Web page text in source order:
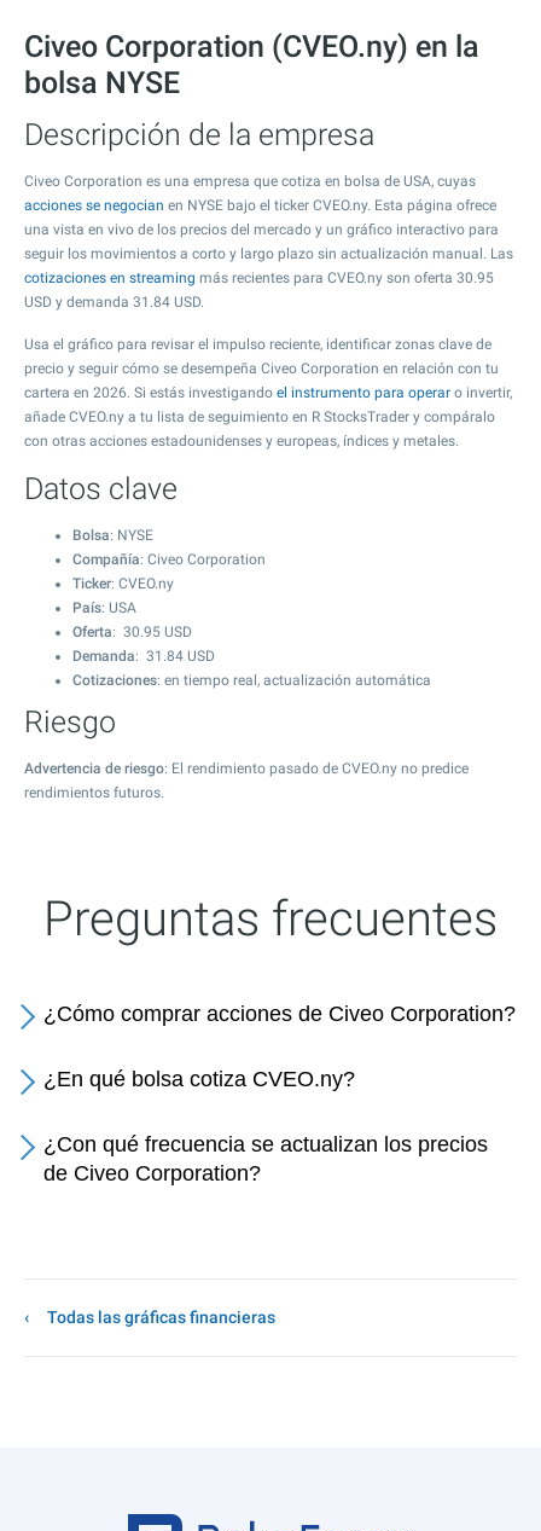
Civeo Corporation (CVEO.ny) en la
bolsa NYSE
Descripción de la empresa
Civeo Corporation es una empresa que cotiza en bolsa de USA, cuyas
acciones se negocian en NYSE bajo el ticker CVEO.ny. Esta página ofrece
una vista en vivo de los precios del mercado y un gráfico interactivo para
seguir los movimientos a corto y largo plazo sin actualización manual. Las
cotizaciones en streaming más recientes para CVEO.ny son oferta 30.95
USD y demanda 31.84 USD.
Usa el gráfico para revisar el impulso reciente, identificar zonas clave de
precio y seguir cómo se desempeña Civeo Corporation en relación con tu
cartera en 2026. Si estás investigando el instrumento para operar o invertir,
añade CVEO.ny a tu lista de seguimiento en R StocksTrader y compáralo
con otras acciones estadounidenses y europeas, índices y metales.
Datos clave
Bolsa: NYSE
Compañía: Civeo Corporation
Ticker: CVEO.ny
País: USA
Oferta: 30.95 USD
Demanda: 31.84 USD
Cotizaciones: en tiempo real, actualización automática
Riesgo
Advertencia de riesgo: El rendimiento pasado de CVEO.ny no predice
rendimientos futuros.
Preguntas frecuentes
¿Cómo comprar acciones de Civeo Corporation?
¿En qué bolsa cotiza CVEO.ny?
¿Con qué frecuencia se actualizan los precios
de Civeo Corporation?
Todas las gráficas financieras